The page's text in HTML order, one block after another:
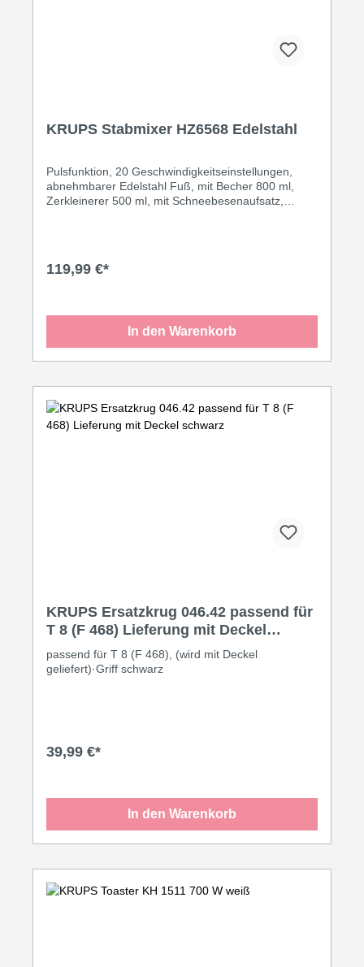
KRUPS Stabmixer HZ6568 Edelstahl
Pulsfunktion, 20 Geschwindigkeitseinstellungen,
abnehmbarer Edelstahl Fuß, mit Becher 800 ml,
Zerkleinerer 500 ml, mit Schneebesenaufsatz,
119,99 €*
In den Warenkorb
KRUPS Ersatzkrug 046.42 passend für
T 8 (F 468) Lieferung mit Deckel
schwarz
passend für T 8 (F 468), (wird mit Deckel
geliefert)·Griff schwarz
39,99 €*
In den Warenkorb